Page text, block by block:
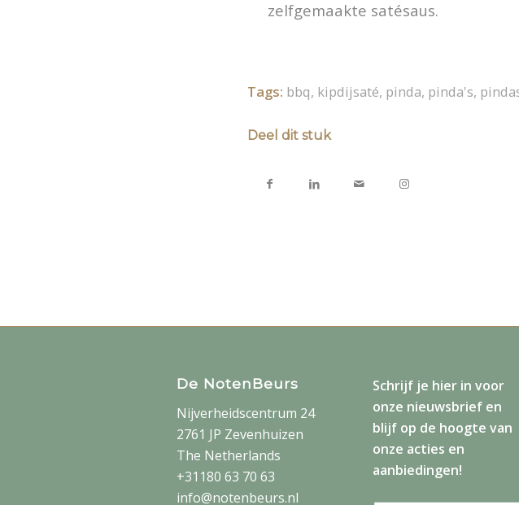
zelfgemaakte satésaus.
Tags: bbq, kipdijsaté, pinda, pinda's,
Deel dit stuk
De NotenBeurs
Nijverheidscentrum 24
2761 JP Zevenhuizen
The Netherlands
+31180 63 70 63
info@notenbeurs.nl
Schrijf je hier in voor
onze nieuwsbrief en
blijf op de hoogte van
onze acties en
aanbiedingen!